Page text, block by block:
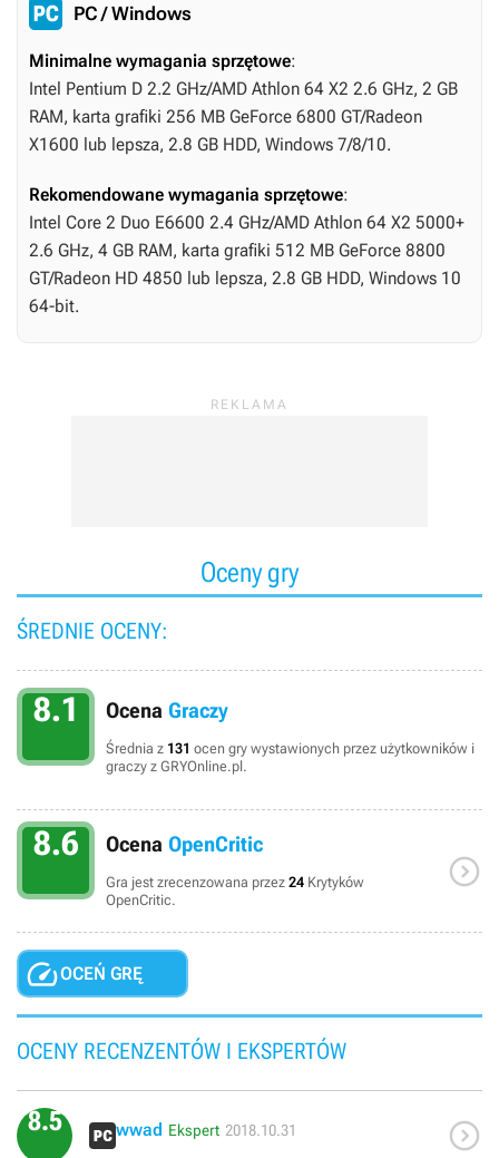
PC / Windows
Minimalne wymagania sprzętowe:
Intel Pentium D 2.2 GHz/AMD Athlon 64 X2 2.6 GHz, 2 GB
RAM, karta grafiki 256 MB GeForce 6800 GT/Radeon
X1600 lub lepsza, 2.8 GB HDD, Windows 7/8/10.
Rekomendowane wymagania sprzętowe:
Intel Core 2 Duo E6600 2.4 GHz/AMD Athlon 64 X2 5000+
2.6 GHz, 4 GB RAM, karta grafiki 512 MB GeForce 8800
GT/Radeon HD 4850 lub lepsza, 2.8 GB HDD, Windows 10
64-bit.
Oceny gry
ŚREDNIE OCENY:
8.1 Ocena Graczy
Średnia z 131 ocen gry wystawionych przez użytkowników i
graczy z GRYOnline.pl.
8.6 Ocena OpenCritic
Gra jest zrecenzowana przez 24 Krytyków
OpenCritic.

OCEŃ GRĘ
OCENY RECENZENTÓW I EKSPERTÓW
8.5 wwad Ekspert 2018.10.31 